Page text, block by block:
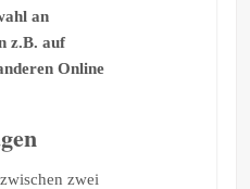
an
z.B. auf
Online
zwei